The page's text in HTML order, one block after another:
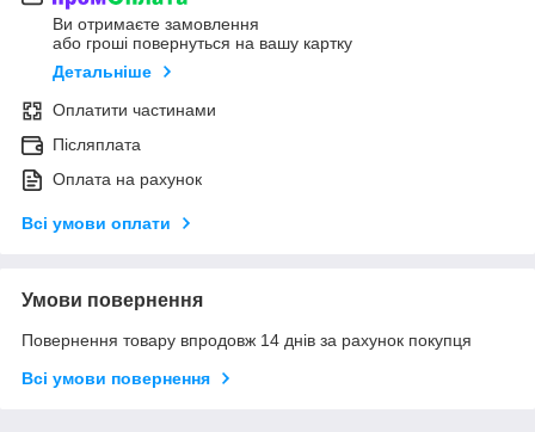
Ви отримаєте замовлення
або гроші повернуться на вашу картку
Детальніше
Оплатити частинами
Післяплата
Оплата на рахунок
Всі умови оплати
Умови повернення
Повернення товару впродовж 14 днів за рахунок покупця
Всі умови повернення